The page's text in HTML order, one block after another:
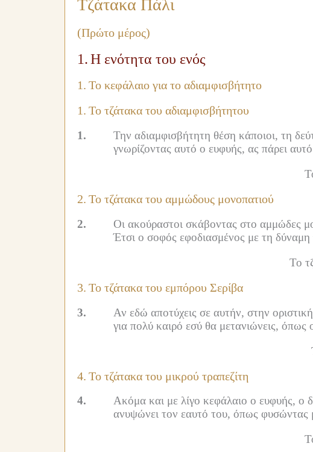
Τζάτακα Πάλι
(Πρώτο μέρος)
1.Η ενότητα του ενός
1. Το κεφάλαιο για το αδιαμφισβήτητο
1. Το τζάτακα του αδιαμφισβήτητου
1.
Την αδιαμφισβήτητη θέση κάποιοι, τη
γνωρίζοντας αυτό ο ευφυής, ας πάρει
2. Το τζάτακα του αμμώδους μονοπατιού
2.
Οι ακούραστοι σκάβοντας στο αμμώδες
Έτσι ο σοφός εφοδιασμένος με τη δύναμη
Το
3. Το τζάτακα του εμπόρου Σερίβα
3.
Αν εδώ αποτύχεις σε αυτήν, στην
για πολύ καιρό εσύ θα μετανιώνεις,
4. Το τζάτακα του μικρού τραπεζίτη
4.
Ακόμα και με λίγο κεφάλαιο ο ευφυής, ο
ανυψώνει τον εαυτό του, όπως φυσώντας